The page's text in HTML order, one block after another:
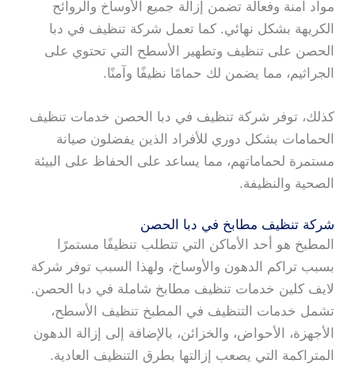
مواد آمنة وفعالة تضمن إزالة جميع الأوساخ والروائح
الكريهة بشكل نهائي. كما تعمل شركة تنظيف في دبا
الحصن على تنظيف وتطهير الأسطح التي تحتوي على
الجراثيم، مما يضمن لك حمامًا نظيفًا وآمنًا.
كذلك، توفر شركة تنظيف في دبا الحصن خدمات تنظيف
الحمامات بشكل دوري للأفراد الذين يفضلون صيانة
مستمرة لحماماتهم، مما يساعد على الحفاظ على البيئة
الصحية والنظيفة.
شركة تنظيف مطابخ في دبا الحصن
المطبخ هو أحد الأماكن التي تتطلب تنظيفًا مستمرًا
بسبب تراكم الدهون والأوساخ، ولهذا السبب توفر شركة
لايف كلين خدمات تنظيف مطابخ شاملة في دبا الحصن.
تشمل خدمات التنظيف في المطبخ تنظيف الأسطح،
الأجهزة، الأحواض، والخزائن، بالإضافة إلى إزالة الدهون
المتراكمة التي يصعب إزالتها بطرق التنظيف العادية.